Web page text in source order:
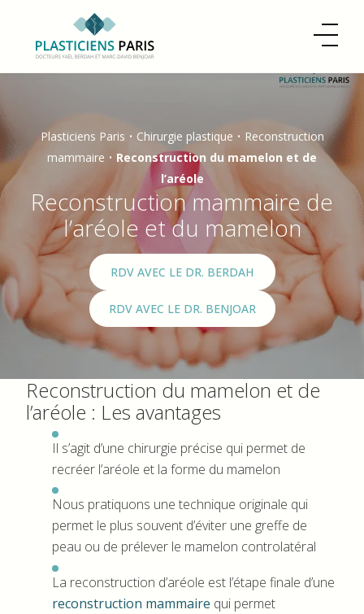
Plasticiens Paris • Chirurgie plastique • Reconstruction
mammaire • Reconstruction du mamelon et de
l’aréole
Reconstruction mammaire de
l’aréole et du mamelon
RDV AVEC LE DR. BERDAH
RDV AVEC LE DR. BENJOAR
Reconstruction du mamelon et de
l’aréole : Les avantages
Il s’agit d’une chirurgie précise qui permet de
recréer l’aréole et la forme du mamelon
Nous pratiquons une technique originale qui
permet le plus souvent d’éviter une greffe de
peau ou de prélever le mamelon controlatéral
La reconstruction d’aréole est l’étape finale d’une
reconstruction mammaire qui permet